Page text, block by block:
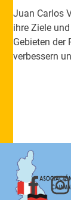
Juan Carlos
ihre Ziele
Gebieten der
verbessern